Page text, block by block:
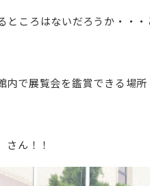
ころはないだろうか・・・
で展覧会を鑑賞できる場所
さん！！